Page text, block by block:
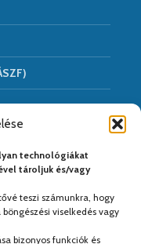
technológiákat
tároljuk és/vagy
teszi számunkra, hogy
viselkedés vagy
bizonyos funkciók és